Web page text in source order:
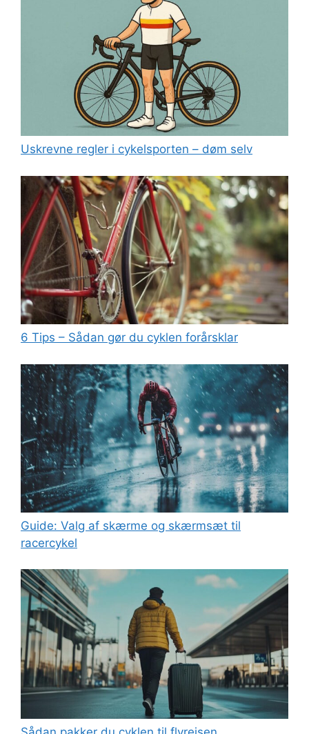
Uskrevne regler i cykelsporten – døm selv
6 Tips – Sådan gør du cyklen forårsklar
Guide: Valg af skærme og skærmsæt til
racercykel